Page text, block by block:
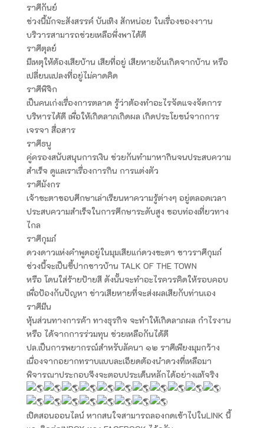
ราศีกันย์
ช่วงนี้มักจะสังสรรค์ บันเทิง สักหน่อย ในเรื่องของงาาน
บริวารสามารถช่วยเหลือพึ่งพาได้ดี
ราศีตุลย์
มีเหตุให้ต้องเสียบ้าน เสียที่อยู่ เสียหายอันเกิดจากบ้าน หรือ
เปลี่ยนแปลงที่อยู่ไม่คาดคิด
ราศีพิจิก
เป็นคนเก่งเรื่องการตลาด รู้ว่าต้องทำอะไรจัดแจงจัดการ
บริหารได้ดี เพื่อให้เกิดลาภเกิดผล เกิดประโยชน์จากการ
เจรจา สื่อสาร
ราศีธนู
คู่ครองสนับสนุนการเงิน ช่วยกันทำมาหากินจนประสบความ
สำเร็จ ดูแลเราเรื่องการกิน การแต่งตัว
ราศีมังกร
เจ้าชะตาชอบศึกษาเล่าเรียนหาความรู้ต่างๆ อยู่ตลอดเวลา
ประสบความสำเร็จในการศึกษาระดับสูง ชอบท่องเที่ยวทาง
ไกล
ราศีกุมภ์
ดวงดาวแห่งคำพูดอยู่ในมุมเสียแก่ดวงชะตา ชาวราศีกุมภ์
ช่วงนี้จะเป็นขี้ปากชาวบ้าน TALK OF THE TOWN
หรือ โดนใส่ร้ายป้ายสี ดังนั้นจะทำอะไรควรคิดให้รอบคอบ
เพื่อป้องกันปัญหา ข่าวเสียหายที่จะส่งผลเสียกับท่านเอง
ราศีมีน
หุ้นส่วนทางการค้า ทางธุรกิจ จะทำให้เกิดลาภผล กำไรงาน
หรือ ได้จากการร่วมทุน ช่วยเหลือกันได้ดี
ปล.เป็นการพยากรณ์สำหรับลัคนา ๑๒ ราศีเพียงมุมกว้าง
เนื่องจากอยากทราบแบบละเอียดต้องนำดวงที่เหลือมา
พิจารณาประกอบจึงจะตอบประเด็นหลักได้อย่างแท้จริง
เปิดสอนออนไลน์ หากสนใจสามารถลองกดเข้าไปในLINK นี้